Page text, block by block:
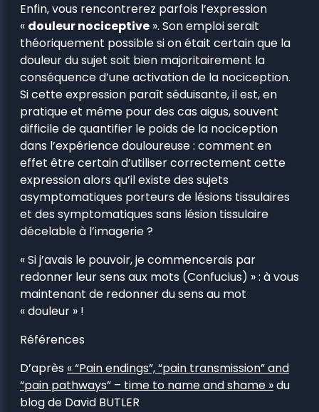
Enfin, vous rencontrerez parfois l’expression
« douleur nociceptive ». Son emploi serait
théoriquement possible si on était certain que la
douleur du sujet soit bien majoritairement la
conséquence d’une activation de la nociception.
Si cette expression paraît séduisante, il est, en
pratique et même pour des cas aigus, souvent
difficile de quantifier le poids de la nociception
dans l’expérience douloureuse : comment en
effet être certain d’utiliser correctement cette
expression alors qu’il existe des sujets
asymptomatiques porteurs de lésions tissulaires
et des symptomatiques sans lésion tissulaire
décelable à l’imagerie ?
« Si j’avais le pouvoir, je commencerais par
redonner leur sens aux mots (Confucius) » : à vous
maintenant de redonner du sens au mot
« douleur » !
Références
D’après « “Pain endings”, “pain transmission” and
“pain pathways” – time to name and shame »du
blog de David BUTLER